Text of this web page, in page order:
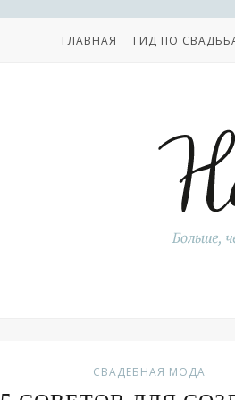
ГЛАВНАЯ ГИД ПО
СВАДЕБНАЯ МОДА